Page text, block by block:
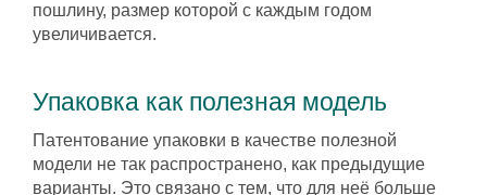
пошлину, размер которой с каждым годом
увеличивается.
Упаковка как полезная модель
Патентование упаковки в качестве полезной
модели не так распространено, как предыдущие
варианты. Это связано с тем, что для неё больше